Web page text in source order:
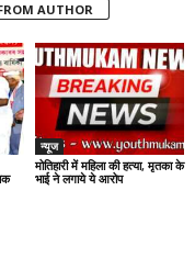
AUTHOR
न्यूज
मोतिहारी में महिला की हत्या, मृतका के
भाई ने लगाये ये आरोप